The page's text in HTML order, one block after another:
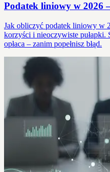
Podatek liniowy w 2026
Jak obliczyć podatek liniowy w
korzyści i nieoczywiste pułapki.
opłaca – zanim popełnisz błąd.